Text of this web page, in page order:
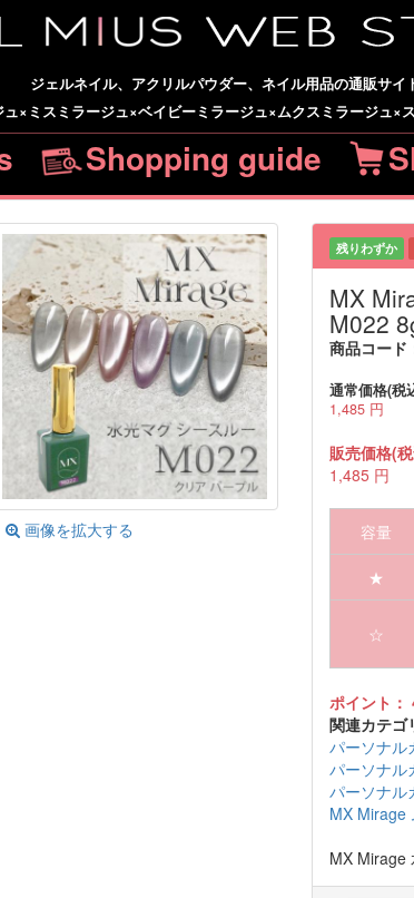
ジェルネイル、アクリルパウダー、ネイル用品の通販サイ
ュ×ミスミラージュ×ベイビーミラージュ×ムクスミラージュ×
Shopping guide
画像を拡大する
残りわずか
MX
M022
商品コード
通常価格(税
1,485円
販売価格(税
1,485 円
容量
★
☆
ポイント：
関連カテゴ
パーソナル
パーソナル
パーソナル
MX Mirage
MX Mirage